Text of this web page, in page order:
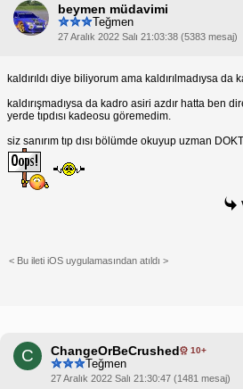
beymen müdavimi
Teğmen
27 Aralık 2022 Salı 21:03:38 (5383 mesaj)
kaldırıldı diye biliyorum ama kaldırılmadıysa da
kaldırışmadıysa da kadro asiri azdır hatta ben
yerde tıpdısı kadeosu göremedim.
siz sanırım tıp dısı bölümde okuyup uzman
< Bu ileti iOS uygulamasından atıldı >
C ChangeOrBeCrushed 10+
Teğmen
27 Aralık 2022 Salı 21:30:47 (1481 mesaj)